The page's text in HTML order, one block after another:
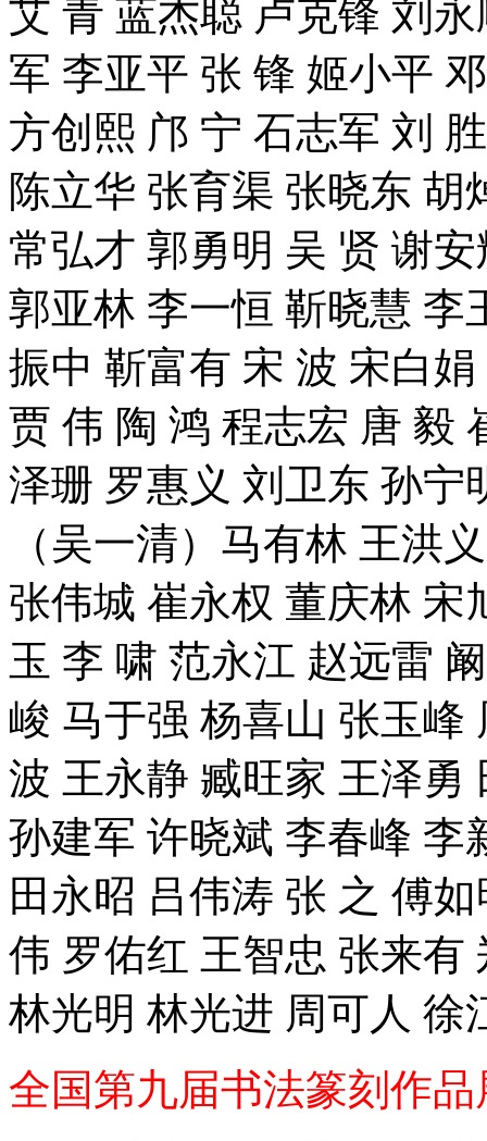
艾 青 蓝杰聪 卢克锋 刘
军 李亚平 张 锋 姬小平
方创熙 邝 宁 石志军 刘
陈立华 张育渠 张晓东 胡
常弘才 郭勇明 吴 贤 谢
郭亚林 李一恒 靳晓慧 李
振中 靳富有 宋 波 宋白
贾 伟 陶 鸿 程志宏 唐 毅
泽珊 罗惠义 刘卫东 孙宁
（吴一清）马有林 王洪
张伟城 崔永权 董庆林 宋
玉 李 啸 范永江 赵远雷
峻 马于强 杨喜山 张玉峰
波 王永静 臧旺家 王泽勇
孙建军 许晓斌 李春峰 李
田永昭 吕伟涛 张 之 傅
伟 罗佑红 王智忠 张来有
林光明 林光进 周可人 徐
全国第九届书法篆刻作品